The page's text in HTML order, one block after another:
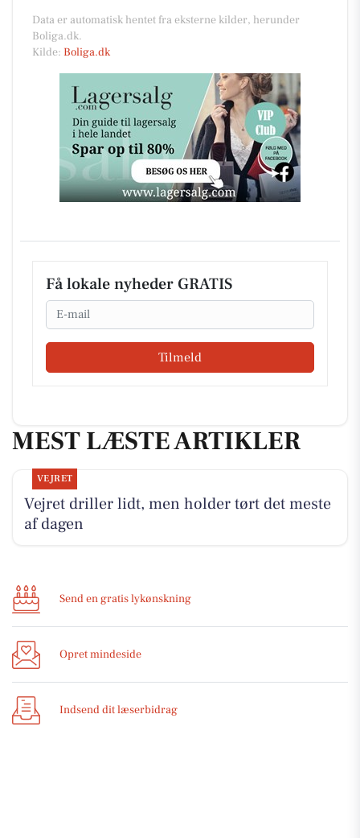
Data er automatisk hentet fra eksterne kilder, herunder
Boliga.dk.
Kilde: Boliga.dk
Få lokale nyheder GRATIS
Email
Tilmeld
MEST LÆSTE ARTIKLER
VEJRET
Vejret driller lidt, men holder tørt det meste
af dagen
Send en gratis lykønskning
Opret mindeside
Indsend dit læserbidrag